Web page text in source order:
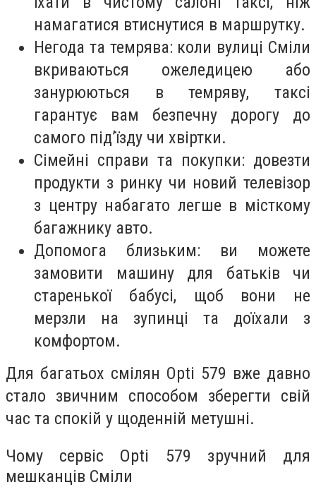
намагатися втиснутися в маршрутку.
Негода та темрява: коли вулиці Сміли
вкриваються ожеледицею або
занурюються в темряву, таксі
гарантує вам безпечну дорогу до
самого під’їзду чи хвіртки.
Сімейні справи та покупки: довезти
продукти з ринку чи новий телевізор
з центру набагато легше в місткому
багажнику авто.
Допомога близьким: ви можете
замовити машину для батьків чи
старенької бабусі, щоб вони не
мерзли на зупинці та доїхали з
комфортом.
Для багатьох смілян Opti 579 вже давно
стало звичним способом зберегти свій
час та спокій у щоденній метушні.
Чому сервіс Opti 579 зручний для
мешканців Сміли